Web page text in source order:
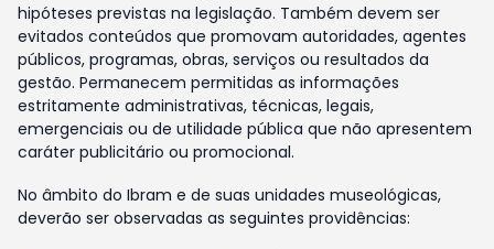
hipóteses previstas na legislação. Também devem ser
evitados conteúdos que promovam autoridades, agentes
públicos, programas, obras, serviços ou resultados da
gestão. Permanecem permitidas as informações
estritamente administrativas, técnicas, legais,
emergenciais ou de utilidade pública que não apresentem
caráter publicitário ou promocional.
No âmbito do Ibram e de suas unidades museológicas,
deverão ser observadas as seguintes providências: